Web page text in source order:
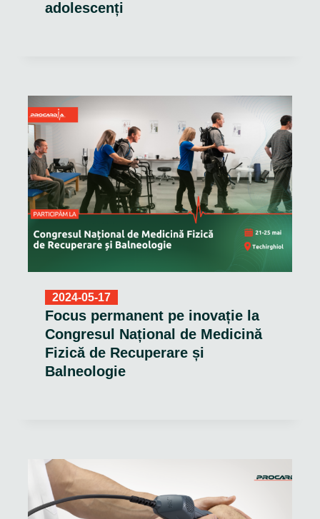
adolescenți
2024-05-17
Focus permanent pe inovație la
Congresul Național de Medicină
Fizică de Recuperare și
Balneologie